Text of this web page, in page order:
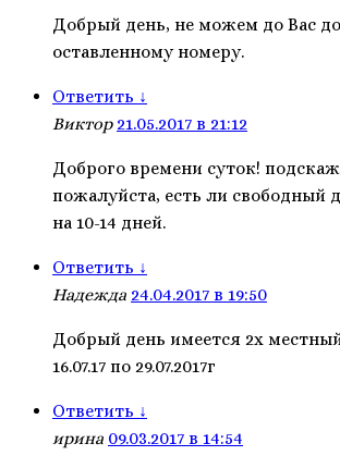
Добрый день, не можем до Вас
оставленному номеру.
Ответить ↓
Виктор 21.05.2017 в 21:12
Доброго времени суток!
пожалуйста, есть ли свободный
на 10-14 дней.
Ответить ↓
Надежда 24.04.2017 в 19:50
Добрый день имеется 2х
16.07.17 по 29.07.2017г
Ответить ↓
ирина 09.03.2017 в 14:54